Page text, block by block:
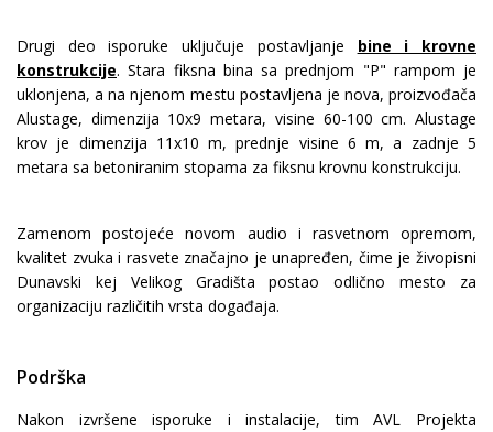
Drugi deo isporuke uključuje postavljanje bine i krovne
konstrukcije. Stara fiksna bina sa prednjom "P" rampom je
uklonjena, a na njenom mestu postavljena je nova, proizvođača
Alustage, dimenzija 10x9 metara, visine 60-100 cm. Alustage
krov je dimenzija 11x10 m, prednje visine 6 m, a zadnje 5
metara sa betoniranim stopama za fiksnu krovnu konstrukciju.
Zamenom postojeće novom audio i rasvetnom opremom,
kvalitet zvuka i rasvete značajno je unapređen, čime je živopisni
Dunavski kej Velikog Gradišta postao odlično mesto za
organizaciju različitih vrsta događaja.
Podrška
Nakon izvršene isporuke i instalacije, tim AVL Projekta